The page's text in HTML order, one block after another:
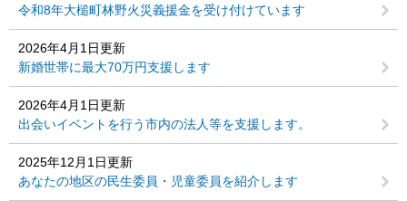
令和8年大槌町林野火災義援金を受け付けています
2026年4月1日更新
新婚世帯に最大70万円支援します
2026年4月1日更新
出会いイベントを行う市内の法人等を支援します。
2025年12月1日更新
あなたの地区の民生委員・児童委員を紹介します